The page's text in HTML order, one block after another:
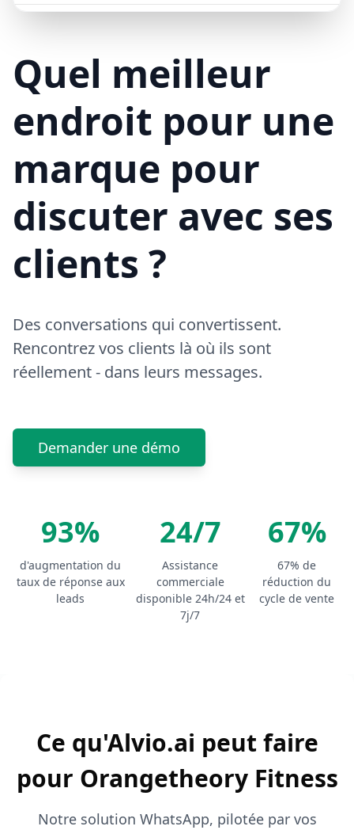
Quel meilleur
endroit pour une
marque pour
discuter avec ses
clients ?
Des conversations qui convertissent.
Rencontrez vos clients là où ils sont
réellement - dans leurs messages.
Demander une démo
93%
d'augmentation du
taux de réponse aux
leads
24/7
Assistance
commerciale
disponible 24h/24 et
7j/7
67%
67% de
réduction du
cycle de vente
Ce qu'Alvio.ai peut faire
pour Orangetheory Fitness
Notre solution WhatsApp, pilotée par vos